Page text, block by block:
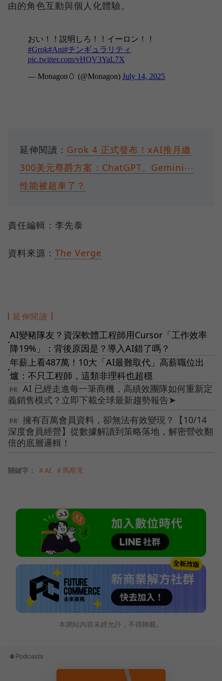
由的角色互動與個人化體驗。
延伸閱讀： Grok 4 正式發布！xAI推月繳
300美元尊爵方案：ChatGPT、Gemini⋯
性能被超車了？
責任編輯：李先泰
資料來源： The Verge
延伸閱讀
●
AI變豬隊友？資深軟體工程師用Cursor「工作效率
降19%」：背後原因是？導入AI錯了嗎？
●
年薪上看487萬！10大「AI最難取代」高薪職位出
爐：不只工程師，這類非理科也超穩
AI 已經走進每一筆商機，高績效團隊如何重新定
義銷售模式？立即下載全球最新趨勢報告➤
擁有百萬會員資料，卻無法有效變現？【10/14
深度會員經營】從數據解讀到策略落地，解密營收翻
倍的底層邏輯！
關鍵字： ＃AI ＃馬斯克
本網站內容未經允許，不得轉載。